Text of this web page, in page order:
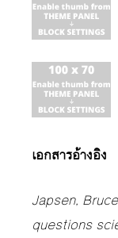
เอกสารอ้างอิง
Japsen,
questions